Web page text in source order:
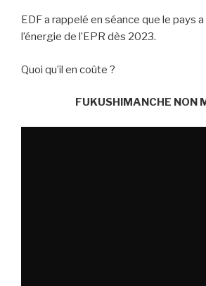
EDF a rappelé en séance que le pays
l’énergie de l’EPR dès 2023.
Quoi qu’il en coûte ?
FUKUSHIMANCHE NON